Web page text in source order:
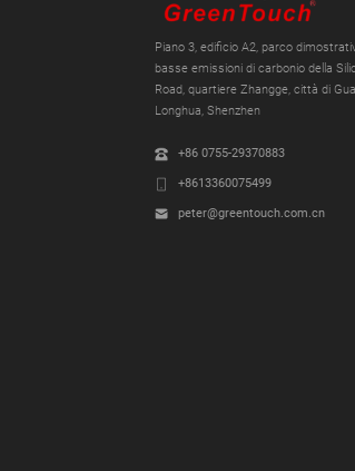
Piano 3, edificio A2, parco
basse emissioni di carbonio della
Road, quartiere Zhangge, città di
Longhua, Shenzhen
+86 0755-29370883
+8613360075499
peter@greentouch.com.cn